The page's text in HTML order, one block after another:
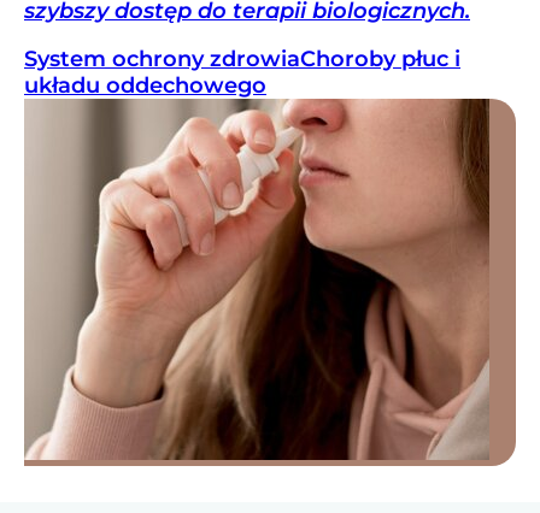
szybszy dostęp do terapii biologicznych.
System ochrony zdrowiaChoroby płuc i
układu oddechowego